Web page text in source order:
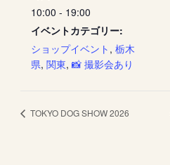
10:00 - 19:00
イベントカテゴリー:
ショップイベント , 栃木
県, 関東, 📸 撮影会あり
TOKYO DOG SHOW 2026